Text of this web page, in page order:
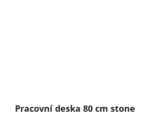
Pracovní deska 80 cm stone